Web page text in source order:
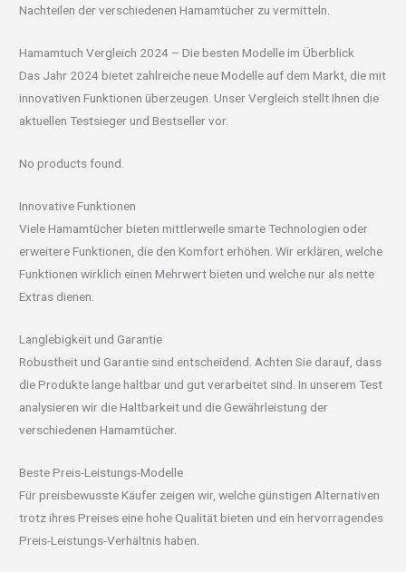
Nachteilen der verschiedenen Hamamtücher zu vermitteln.
Hamamtuch Vergleich 2024 – Die besten Modelle im Überblick
Das Jahr 2024 bietet zahlreiche neue Modelle auf dem Markt, die mit
innovativen Funktionen überzeugen. Unser Vergleich stellt Ihnen die
aktuellen Testsieger und Bestseller vor.
No products found.
Innovative Funktionen
Viele Hamamtücher bieten mittlerweile smarte Technologien oder
erweitere Funktionen, die den Komfort erhöhen. Wir erklären, welche
Funktionen wirklich einen Mehrwert bieten und welche nur als nette
Extras dienen.
Langlebigkeit und Garantie
Robustheit und Garantie sind entscheidend. Achten Sie darauf, dass
die Produkte lange haltbar und gut verarbeitet sind. In unserem Test
analysieren wir die Haltbarkeit und die Gewährleistung der
verschiedenen Hamamtücher.
Beste Preis-Leistungs-Modelle
Für preisbewusste Käufer zeigen wir, welche günstigen Alternativen
trotz ihres Preises eine hohe Qualität bieten und ein hervorragendes
Preis-Leistungs-Verhältnis haben.